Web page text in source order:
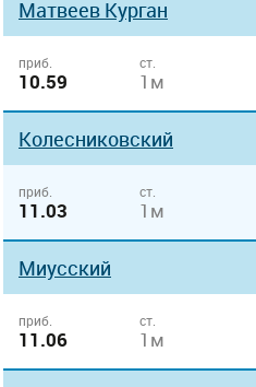
Матвеев Курган
приб.
10.59
ст.
1м
Колесниковский
приб.
11.03
ст.
1м
Миусский
приб.
11.06
ст.
1м